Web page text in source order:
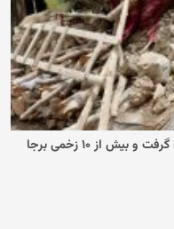
رویدادهای طبیعی در ۵ ولایت؛ جان ۷ تن را گرفت و بیش از ۱۰ زخمی برجا